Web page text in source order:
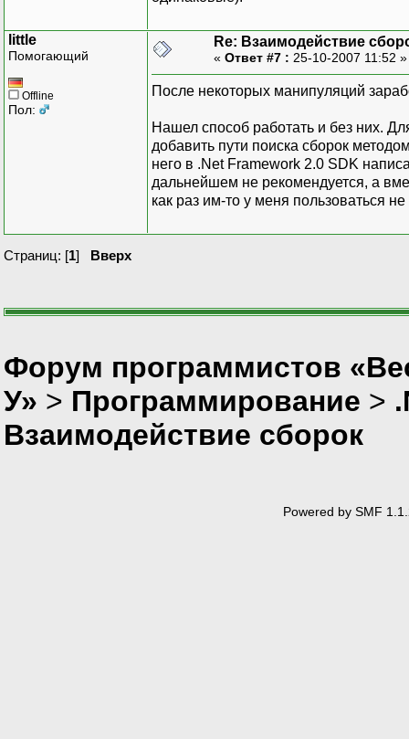
little
Помогающий
Offline
Пол:
Re: Взаимодействие
« Ответ #7 : 25-10-2007 11:52
После некоторых манипуляций
Нашел способ работать и без них.
добавить пути поиска сборок
него в .Net Framework 2.0 SDK
дальнейшем не рекомендуется, а
как раз им-то у меня пользоваться
Страниц: [1] Вверх
Форум программистов
У» > Программирование >
Взаимодействие сборок
Powered by SMF